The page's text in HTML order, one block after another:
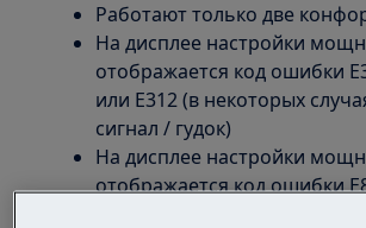
Работают только две
На дисплее настройки
отображается код ошибки
или E312 (в некоторых
сигнал / гудок)
На дисплее настройки
отображается код ошибки